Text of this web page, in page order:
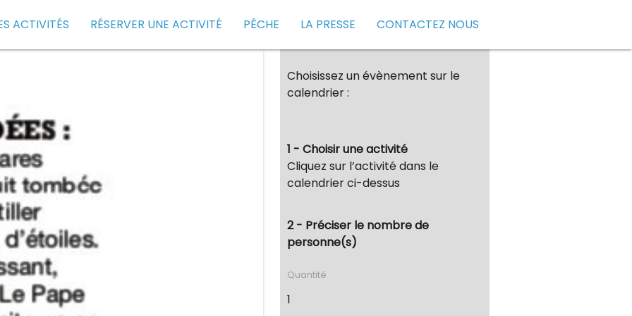
ACTIVITÉS RÉSERVER UNE ACTIVITÉ PÊCHE LA PRESSE CONTACTEZ NOUS
Choisissez un évènement sur le
calendrier :
1 - Choisir une activité
Cliquez sur l’activité dans le
calendrier ci-dessus
2 - Préciser le nombre de
personne(s)
Quantité